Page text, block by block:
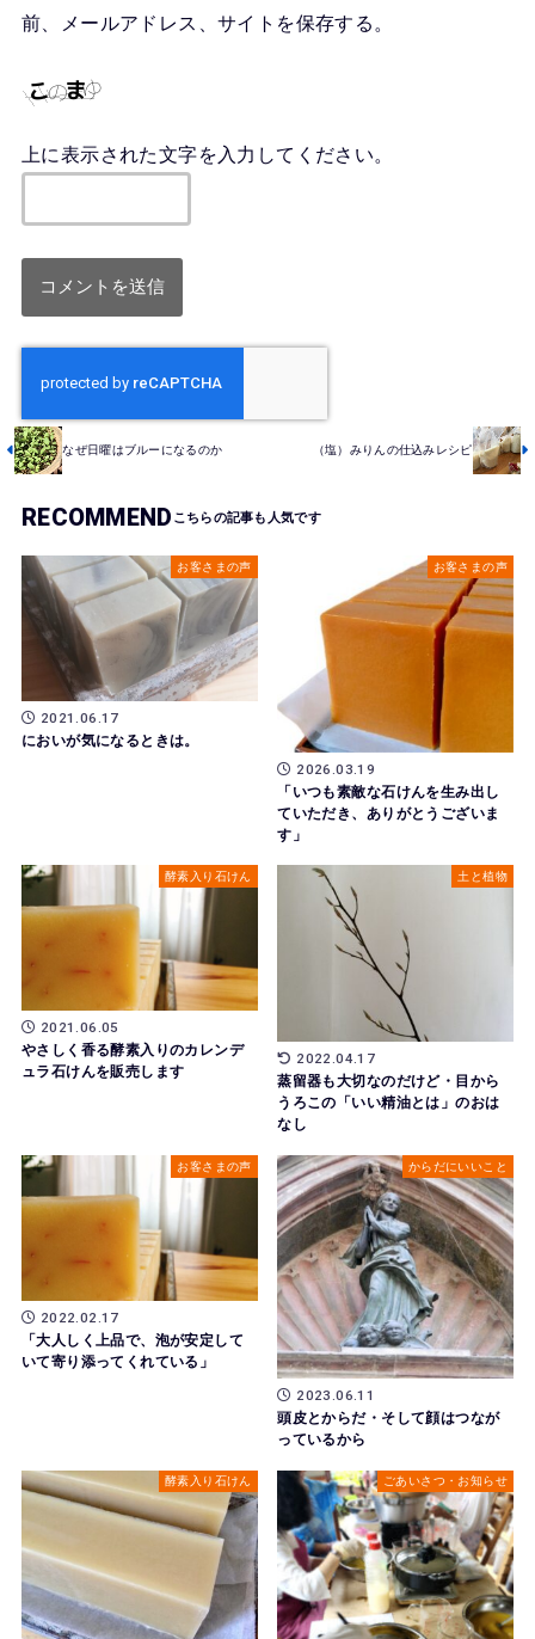
前、メールアドレス、サイトを保存する。
上に表示された文字を入力してください。
なぜ日曜はブルーになるのか （塩）みりんの仕込みレシピ
RECOMMEND
お客さまの声
2021.06.17
においが気になるときは。
お客さまの声
2026.03.19
「いつも素敵な石けんを生み出し
ていただき、ありがとうございま
す」
酵素入り石けん
2021.06.05
やさしく香る酵素入りのカレンデ
ュラ石けんを販売します
土と植物
2022.04.17
蒸留器も大切なのだけど・目から
うろこの「いい精油とは」のおは
なし
お客さまの声
2022.02.17
「大人しく上品で、泡が安定して
いて寄り添ってくれている」
からだにいいこと
2023.06.11
頭皮とからだ・そして顔はつなが
っているから
酵素入り石けん ごあいさつ・お知らせ